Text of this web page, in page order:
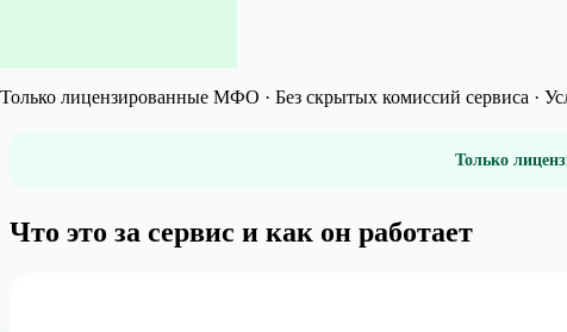
Только лицензированные МФО · Без скрытых комиссий сервиса ·
Только
Что это за сервис и как он работает